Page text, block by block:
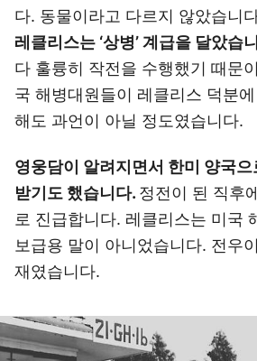
다. 동물이라고 다르지 않았습니
레클리스는 ‘상병’ 계급을 달았습
다 훌륭히 작전을 수행했기 때문
국 해병대원들이 레클리스 덕분
해도 과언이 아닐 정도였습니다.
영웅담이 알려지면서 한미 양국
받기도 했습니다. 정전이 된 직후
로 진급합니다. 레클리스는 미국
보급용 말이 아니었습니다. 전우
재였습니다.